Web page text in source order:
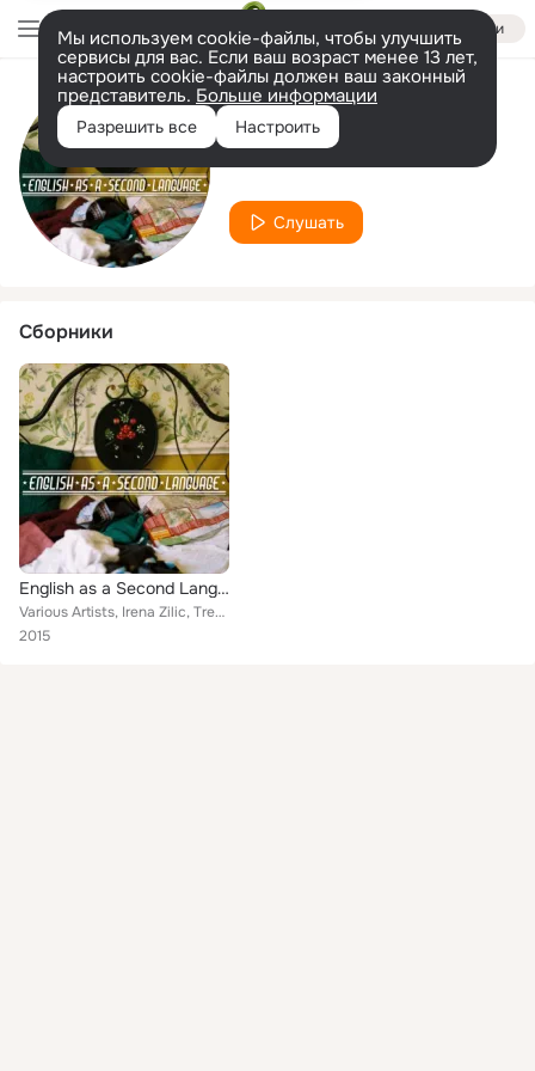
Войти
Мы используем cookie-файлы, чтобы улучшить
сервисы для вас. Если ваш возраст менее 13 лет,
настроить cookie-файлы должен ваш законный
представитель. Больше информации
Разрешить все Настроить
Исполнитель
Trees Of Maine
Слушать
Сборники
English as a Second Language
Various Artists, Irena Zilic, Trees Of Maine, Wooden Ambulance, WENT, On Tour, Ventolin, NLV, Mylutin & His Paramount Folk Orche...
2015